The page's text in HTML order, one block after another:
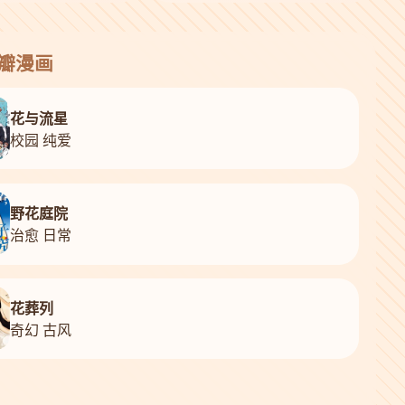
漫画
花与流星
校园 纯爱
野花庭院
治愈 日常
花葬列
奇幻 古风